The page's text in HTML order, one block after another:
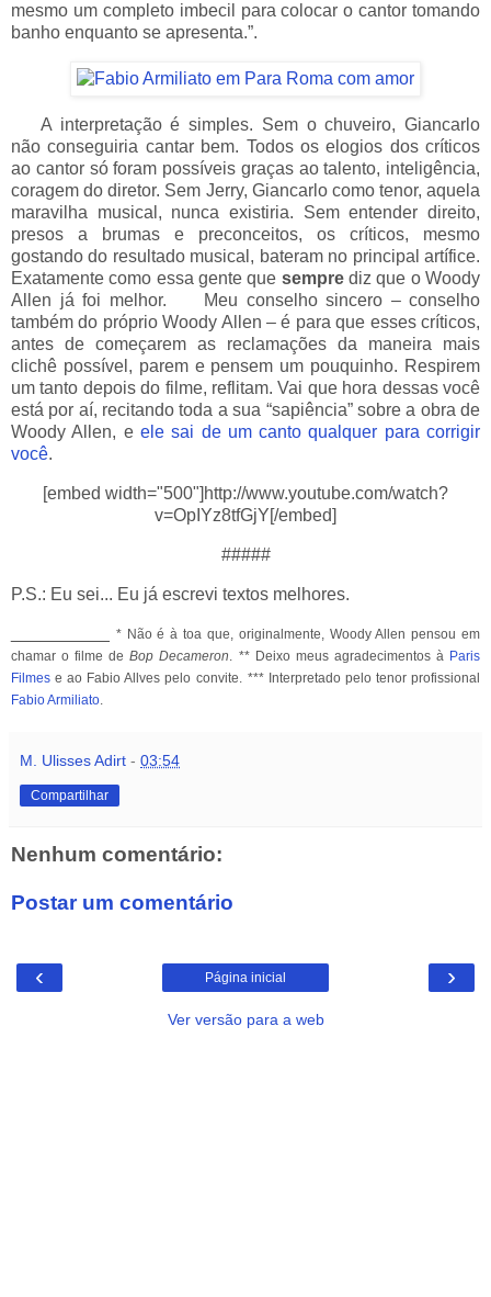
mesmo um completo imbecil para colocar o cantor tomando
banho enquanto se apresenta.”.
A interpretação é simples. Sem o chuveiro, Giancarlo
não conseguiria cantar bem. Todos os elogios dos críticos
ao cantor só foram possíveis graças ao talento, inteligência,
coragem do diretor. Sem Jerry, Giancarlo como tenor, aquela
maravilha musical, nunca existiria. Sem entender direito,
presos a brumas e preconceitos, os críticos, mesmo
gostando do resultado musical, bateram no principal artífice.
Exatamente como essa gente que semprediz que o Woody
Allen já foi melhor.
Meu conselho sincero – conselho
também do próprio Woody Allen – é para que esses críticos,
antes de começarem as reclamações da maneira mais
clichê possível, parem e pensem um pouquinho. Respirem
um tanto depois do filme, reflitam. Vai que hora dessas você
está por aí, recitando toda a sua “sapiência” sobre a obra de
Woody Allen, e ele sai de um canto qualquer para corrigir
você.
[embed width="500"]http://www.youtube.com/watch?
v=OpIYz8tfGjY[/embed]
#####
P.S.: Eu sei... Eu já escrevi textos melhores.
* Não é à toa que, originalmente, Woody Allen pensou em
chamar o filme de Bop Decameron. ** Deixo meus agradecimentos à Paris
Filmes e ao Fabio Allves pelo convite. *** Interpretado pelo tenor profissional
Fabio Armiliato.
M. Ulisses Adirt - 03:54
Compartilhar
Nenhum comentário:
Postar um comentário
‹ ›
Página inicial
Ver versão para a web